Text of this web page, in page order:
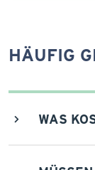
HÄUFIG
WAS